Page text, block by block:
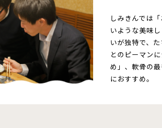
しみきんでは
いような美味
いが独特で、
とのピーマン
め」、軟骨の
におすすめ。